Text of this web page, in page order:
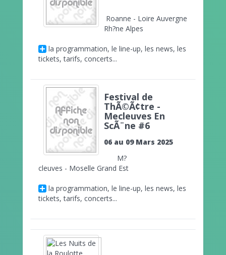
Roanne - Loire Auvergne
Rh?ne Alpes
la programmation, le line-up, les news, les
tickets, tarifs, concerts...
Festival de
ThÃ©Ã¢tre -
Mecleuves En
ScÃ¨ne #6
06 au 09 Mars 2025
M?
cleuves - Moselle Grand Est
la programmation, le line-up, les news, les
tickets, tarifs, concerts...